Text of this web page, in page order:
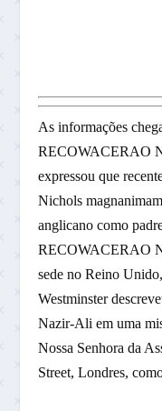
As informações
RECOWACERAO
expressou que
Nichols
anglicano como
RECOWACERAO
sede no Reino
Westminster
Nazir-Ali em uma
Nossa Senhora da
Street, Londres,